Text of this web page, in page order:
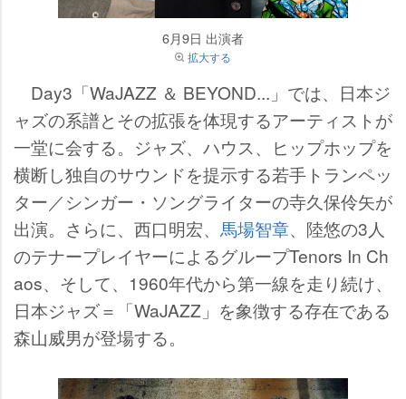
6月9日 出演者
拡大する
Day3「WaJAZZ ＆ BEYOND...」では、日本ジ
ャズの系譜とその拡張を体現するアーティストが
一堂に会する。ジャズ、ハウス、ヒップホップを
横断し独自のサウンドを提示する若手トランペッ
ター／シンガー・ソングライターの寺久保伶矢が
出演。さらに、西口明宏、 馬場智章、陸悠の3人
のテナープレイヤーによるグループTenors In Ch
aos、そして、1960年代から第一線を走り続け、
日本ジャズ＝「WaJAZZ」を象徴する存在である
森山威男が登場する。